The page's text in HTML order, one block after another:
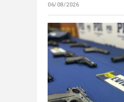
06/08/2026